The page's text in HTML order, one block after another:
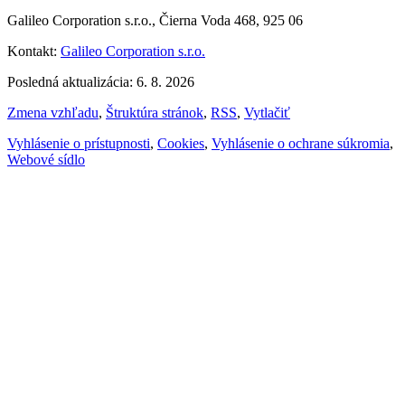
Galileo Corporation s.r.o., Čierna Voda 468, 925 06
Kontakt: Galileo Corporation s.r.o.
Posledná aktualizácia: 6. 8. 2026
Zmena vzhľadu, Štruktúra stránok, RSS, Vytlačiť
Vyhlásenie o prístupnosti, Cookies, Vyhlásenie o ochrane súkromia,
Webové sídlo